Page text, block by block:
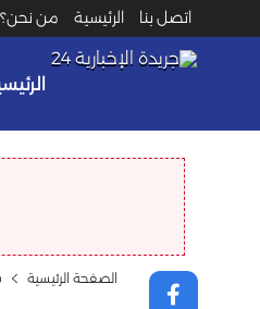
اتصل بنا الرئيسية من نحن؟
الصفحة الرئيسية